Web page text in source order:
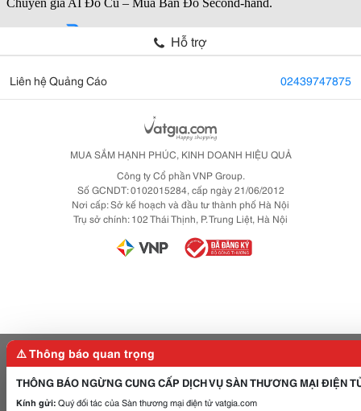
Hỗ trợ
Liên hệ Quảng Cáo 02439747875
MUA SẮM HẠNH PHÚC, KINH DOANH HIỆU QUẢ
Công ty Cổ phần VNP Group.
Số GCNDT: 0102015284, cấp ngày 21/06/2012
Nơi cấp: Sở kế hoạch và đầu tư thành phố Hà Nội
Trụ sở chính: 102 Thái Thịnh, P. Trung Liệt, Hà Nội
⚠️ Thông báo quan trọng
THÔNG BÁO NGỪNG CUNG CẤP DỊCH VỤ SÀN THƯƠNG MẠI ĐIỆN
Kính gửi:Quý đối tác của Sàn thương mại điện tử vatgia.com